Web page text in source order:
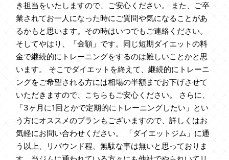
き担当をいたしますので、ご安心ください。 また、ご卒
業されてお一人になった時にご質問や気になることがあ
るかもと思います。その時はいつでもご連絡ください。
そしてやはり、「金額」です。同じ短期ダイエットの料
金で継続的にトレーニングをするのは難しいことかと思
います。 そこでダイエットを終えて、継続的にトレーニ
ングをご希望される方には相場の半額までお下げさせて
いただきますので、こちらもご安心ください。 さらに、
「3ヶ月に1回とかで定期的にトレーニングしたい」とい
う方にオススメのプランもございますので、詳しくはお
気軽にお問い合わせください。 「ダイエットジム」に通
う以上、リバウンド程、無駄な事は無いと思っておりま